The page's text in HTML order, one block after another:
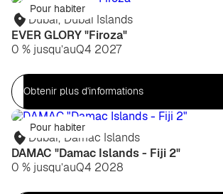
Pour habiter
Dubaï, Dubai Islands
EVER GLORY "Firoza"
0 % jusqu’auQ4 2027
Obtenir plus d'informations
Pour habiter
Dubaï, Damac Islands
DAMAC "Damac Islands - Fiji 2"
0 % jusqu’auQ4 2028